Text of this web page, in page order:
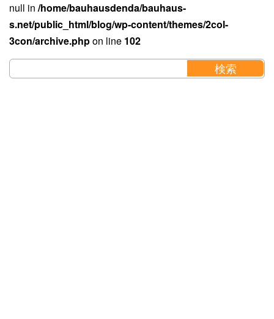
null in /home/bauhausdenda/bauhaus-
s.net/public_html/blog/wp-content/themes/2col-
3con/archive.phpon line 102